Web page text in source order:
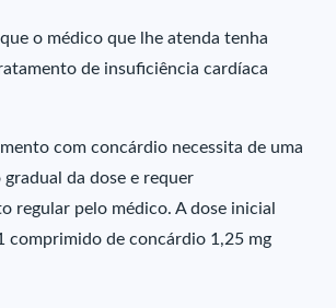
o médico que lhe atenda tenha
de insuficiência cardíaca
com concárdio necessita de uma
da dose e requer
regular pelo médico. A dose inicial
comprimido de concárdio 1,25 mg